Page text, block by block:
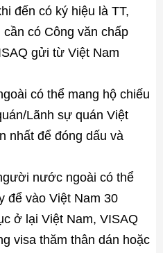
đến có ký hiệu là TT,
có Công văn chấp
gửi từ Việt Nam
có thể mang hộ chiếu
Lãnh sự quán Việt
nhất để đóng dấu và
nước ngoài có thể
để vào Việt Nam 30
ở lại Việt Nam, VISAQ
visa thăm thân dán hoặc